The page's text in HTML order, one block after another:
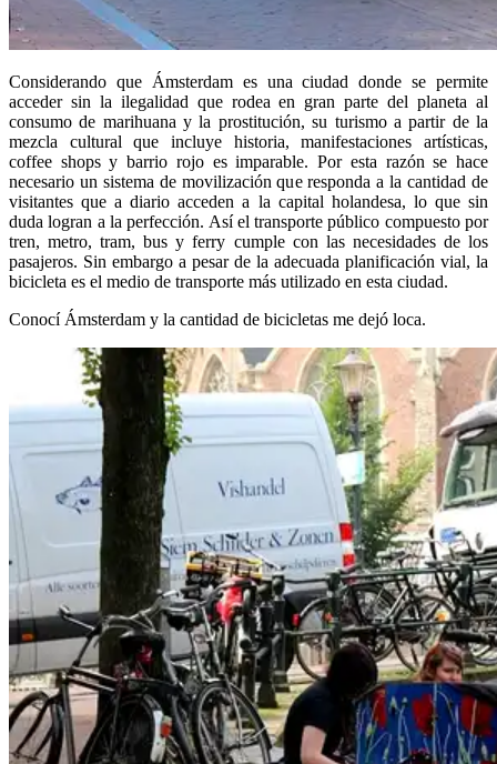
Considerando que Ámsterdam es una ciudad donde se permite
acceder sin la ilegalidad que rodea en gran parte del planeta al
consumo de marihuana y la prostitución, su turismo a partir de la
mezcla cultural que incluye historia, manifestaciones artísticas,
coffee shops y barrio rojo es imparable. Por esta razón se hace
necesario un sistema de movilización que responda a la cantidad de
visitantes que a diario acceden a la capital holandesa, lo que sin
duda logran a la perfección. Así el transporte público compuesto por
tren, metro, tram, bus y ferry cumple con las necesidades de los
pasajeros. Sin embargo a pesar de la adecuada planificación vial, la
bicicleta es el medio de transporte más utilizado en esta ciudad.
Conocí Ámsterdam y la cantidad de bicicletas me dejó loca.